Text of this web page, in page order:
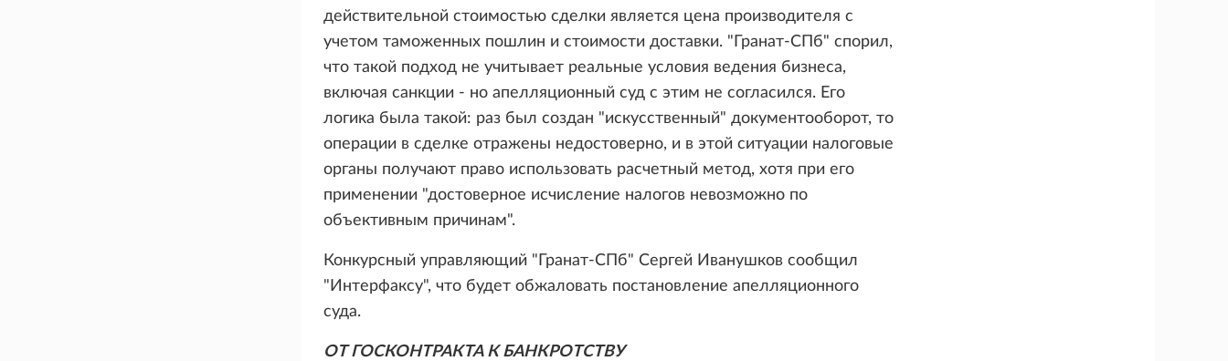
действительной стоимостью сделки является цена производителя с
учетом таможенных пошлин и стоимости доставки. "Гранат-СПб" спорил,
что такой подход не учитывает реальные условия ведения бизнеса,
включая санкции - но апелляционный суд с этим не согласился. Его
логика была такой: раз был создан "искусственный" документооборот, то
операции в сделке отражены недостоверно, и в этой ситуации налоговые
органы получают право использовать расчетный метод, хотя при его
применении "достоверное исчисление налогов невозможно по
объективным причинам".
Конкурсный управляющий "Гранат-СПб" Сергей Иванушков сообщил
"Интерфаксу", что будет обжаловать постановление апелляционного
суда.
ОТ ГОСКОНТРАКТА К БАНКРОТСТВУ